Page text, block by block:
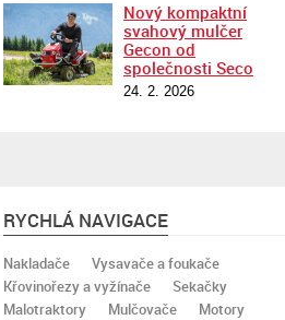
Nový kompaktní
svahový mulčer
Gecon od
společnosti Seco
24. 2. 2026
RYCHLÁ NAVIGACE
Nakladače
Vysavače a foukače
Křovinořezy a vyžínače
Sekačky
Malotraktory
Mulčovače Motory